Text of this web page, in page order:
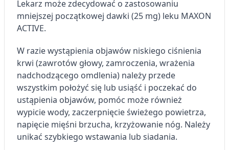
Lekarz może zdecydować o zastosowaniu
mniejszej początkowej dawki (25 mg) leku MAXON
ACTIVE.
W razie wystąpienia objawów niskiego ciśnienia
krwi (zawrotów głowy, zamroczenia, wrażenia
nadchodzącego omdlenia) należy przede
wszystkim położyć się lub usiąść i poczekać do
ustąpienia objawów, pomóc może również
wypicie wody, zaczerpnięcie świeżego powietrza,
napięcie mięśni brzucha, krzyżowanie nóg. Należy
unikać szybkiego wstawania lub siadania.